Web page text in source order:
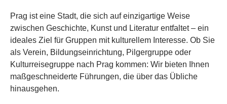
Prag ist eine Stadt, die sich auf einzigartige Weise
zwischen Geschichte, Kunst und Literatur entfaltet – ein
ideales Ziel für Gruppen mit kulturellem Interesse. Ob Sie
als Verein, Bildungseinrichtung, Pilgergruppe oder
Kulturreisegruppe nach Prag kommen: Wir bieten Ihnen
maßgeschneiderte Führungen, die über das Übliche
hinausgehen.